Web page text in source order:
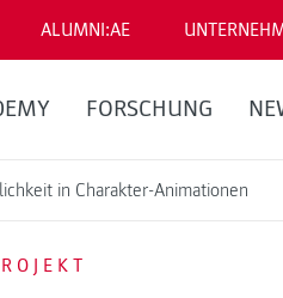
ALUMNI:AE
FORSCHUNG
in Charakter-Animationen